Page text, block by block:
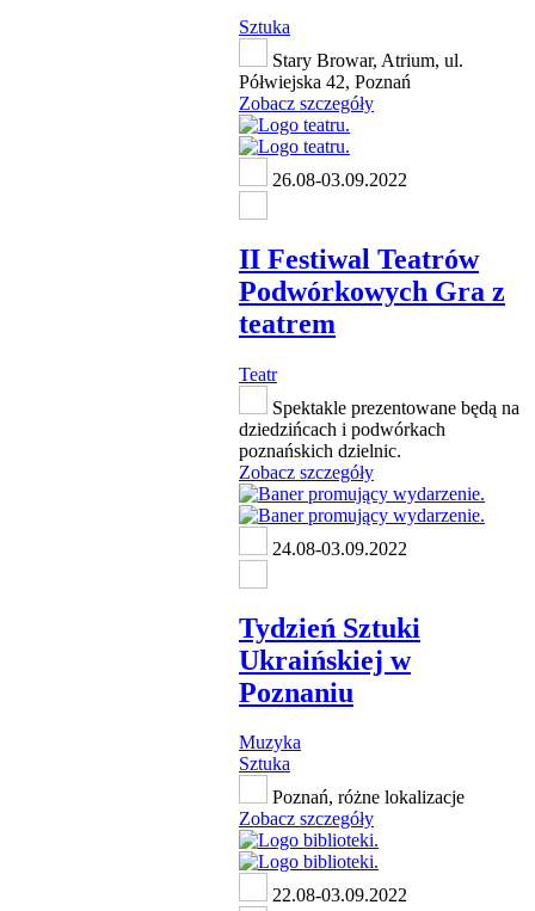
Sztuka
Stary Browar, Atrium, ul.
Półwiejska 42, Poznań
Zobacz szczegóły
26.08-03.09.2022
II Festiwal Teatrów
Podwórkowych Gra z
teatrem
Teatr
Spektakle prezentowane będą na
dziedzińcach i podwórkach
poznańskich dzielnic.
Zobacz szczegóły
24.08-03.09.2022
Tydzień Sztuki
Ukraińskiej w
Poznaniu
Muzyka
Sztuka
Poznań, różne lokalizacje
Zobacz szczegóły
22.08-03.09.2022